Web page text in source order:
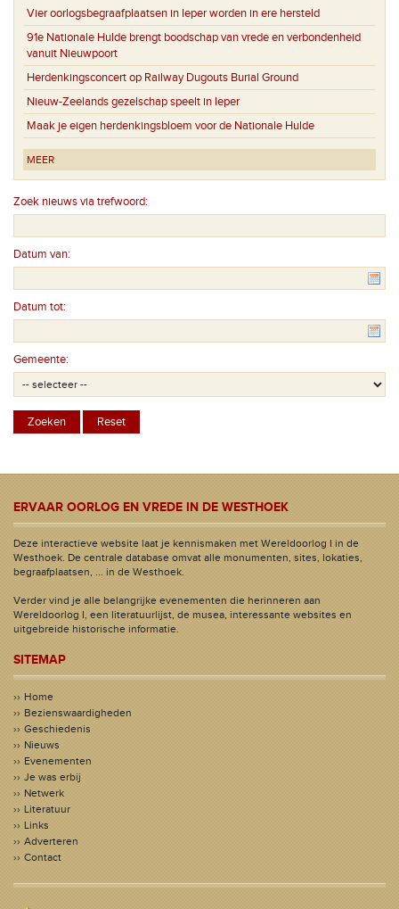
Vier oorlogsbegraafplaatsen in Ieper worden in ere hersteld
91e Nationale Hulde brengt boodschap van vrede en verbondenheid
vanuit Nieuwpoort
Herdenkingsconcert op Railway Dugouts Burial Ground
Nieuw-Zeelands gezelschap speelt in Ieper
Maak je eigen herdenkingsbloem voor de Nationale Hulde
MEER
Zoek nieuws via trefwoord:
Datum van:
Datum tot:
Gemeente:
ERVAAR OORLOG EN VREDE IN DE WESTHOEK
Deze interactieve website laat je kennismaken met Wereldoorlog I in de
Westhoek. De centrale database omvat alle monumenten, sites, lokaties,
begraafplaatsen, ... in de Westhoek.
Verder vind je alle belangrijke evenementen die herinneren aan
Wereldoorlog I, een literatuurlijst, de musea, interessante websites en
uitgebreide historische informatie.
SITEMAP
Home
Bezienswaardigheden
Geschiedenis
Nieuws
Evenementen
Je was erbij
Netwerk
Literatuur
Links
Adverteren
Contact